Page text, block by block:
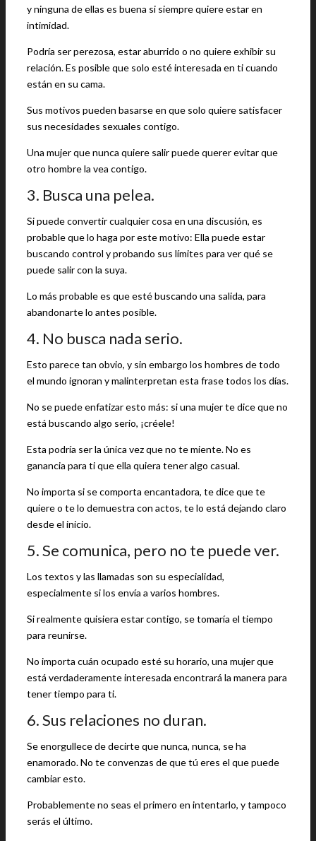
y ninguna de ellas es buena si siempre quiere estar en
intimidad.
Podría ser perezosa, estar aburrido o no quiere exhibir su
relación. Es posible que solo esté interesada en ti cuando
están en su cama.
Sus motivos pueden basarse en que solo quiere satisfacer
sus necesidades sexuales contigo.
Una mujer que nunca quiere salir puede querer evitar que
otro hombre la vea contigo.
3. Busca una pelea.
Si puede convertir cualquier cosa en una discusión, es
probable que lo haga por este motivo: Ella puede estar
buscando control y probando sus límites para ver qué se
puede salir con la suya.
Lo más probable es que esté buscando una salida, para
abandonarte lo antes posible.
4. No busca nada serio.
Esto parece tan obvio, y sin embargo los hombres de todo
el mundo ignoran y malinterpretan esta frase todos los días.
No se puede enfatizar esto más: si una mujer te dice que no
está buscando algo serio, ¡créele!
Esta podría ser la única vez que no te miente. No es
ganancia para ti que ella quiera tener algo casual.
No importa si se comporta encantadora, te dice que te
quiere o te lo demuestra con actos, te lo está dejando claro
desde el inicio.
5. Se comunica, pero no te puede ver.
Los textos y las llamadas son su especialidad,
especialmente si los envía a varios hombres.
Si realmente quisiera estar contigo, se tomaría el tiempo
para reunirse.
No importa cuán ocupado esté su horario, una mujer que
está verdaderamente interesada encontrará la manera para
tener tiempo para ti.
6. Sus relaciones no duran.
Se enorgullece de decirte que nunca, nunca, se ha
enamorado. No te convenzas de que tú eres el que puede
cambiar esto.
Probablemente no seas el primero en intentarlo, y tampoco
serás el último.